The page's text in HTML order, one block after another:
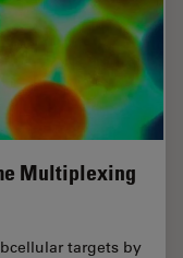
Multiplexing
targets by